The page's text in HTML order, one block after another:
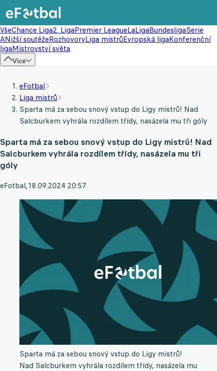
VšeChance Liga2. LigaPremier LeagueLaLigaBundesligaSerie
ANižší soutěžeRozhovoryLiga mistrůEvropská ligaKonferenční
ligaMistrovství světa
Více
eFotbal
Liga mistrů
Sparta má za sebou snový vstup do Ligy mistrů! Nad
Salcburkem vyhrála rozdílem třídy, nasázela mu tři góly
Sparta má za sebou snový vstup do Ligy mistrů! Nad
Salcburkem vyhrála rozdílem třídy, nasázela mu tři
góly
eFotbal,18.09.2024 20:57
Sparta má za sebou snový vstup do Ligy mistrů!
Nad Salcburkem vyhrála rozdílem třídy, nasázela mu